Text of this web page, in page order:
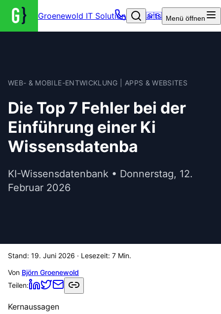
Groenewold IT Solutions – Startseite
🇬🇧 Menü öffnen
WEB- & MOBILE-ENTWICKLUNG | APPS & WEBSITES
Die Top 7 Fehler bei der
Einführung einer Ki
Wissensdatenba
KI-Wissensdatenbank • Donnerstag, 12.
Februar 2026
Stand: 19. Juni 2026 · Lesezeit: 7 Min.
Von Björn Groenewold
Teilen:
Kernaussagen